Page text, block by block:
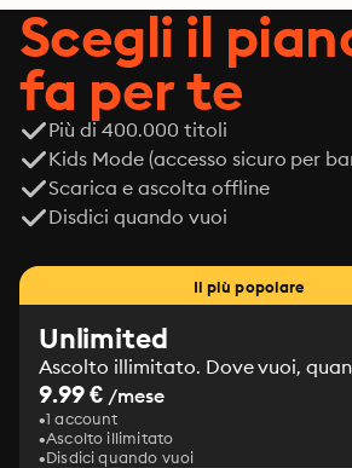
Scegli il
fa per te
Più di 400.000 titoli
Kids Mode (accesso sicuro per
Scarica e ascolta offline
Disdici quando vuoi
Il più popolare
Unlimited
Ascolto illimitato. Dove vuoi,
9.99 € /mese
1 account
Ascolto illimitato
Disdici quando vuoi